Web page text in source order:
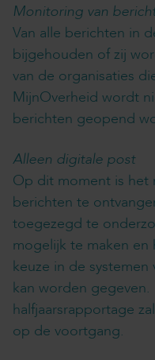
Monitoring van
Van alle berichten in
bijgehouden of zij
van de organisaties
MijnOverheid wordt
berichten geopend
Alleen digitale post
Op dit moment is het
berichten te
toegezegd te
mogelijk te maken en
keuze in de
kan worden
halfjaarsrapportage
op de voortgang.